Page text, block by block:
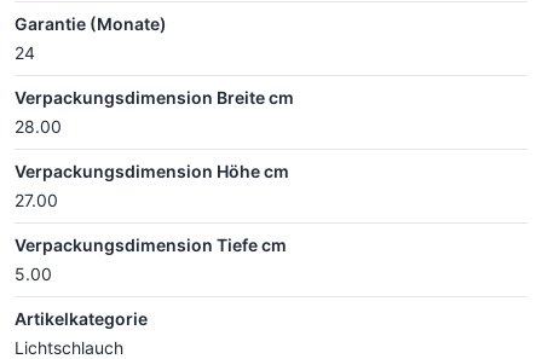
Garantie (Monate)
24
Verpackungsdimension Breite cm
28.00
Verpackungsdimension Höhe cm
27.00
Verpackungsdimension Tiefe cm
5.00
Artikelkategorie
Lichtschlauch